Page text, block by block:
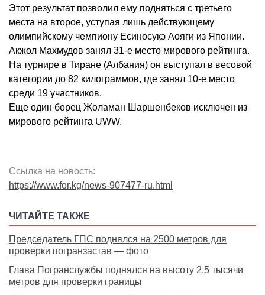
Этот результат позволил ему подняться с третьего
места на второе, уступая лишь действующему
олимпийскому чемпиону Есиносукэ Аояги из Японии.
Акжол Махмудов занял 31-е место мирового рейтинга.
На турнире в Тиране (Албания) он выступал в весовой
категории до 82 килограммов, где занял 10-е место
среди 19 участников.
Еще один борец Жоламан Шаршенбеков исключен из
мирового рейтинга UWW.
Ссылка на новость:
https://www.for.kg/news-907477-ru.html
ЧИТАЙТЕ ТАКЖЕ
Председатель ГПС поднялся на 2500 метров для
проверки погранзастав — фото
Глава Погранслужбы поднялся на высоту 2,5 тысячи
метров для проверки границы